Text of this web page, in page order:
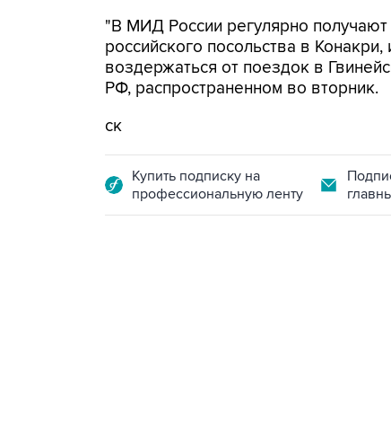
"В МИД России регулярно
российского посольства в
воздержаться от поездок в
РФ, распространенном во вторник.
ск
Купить подписку на
профессиональную ленту